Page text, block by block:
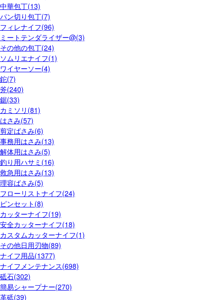
中華包丁(13)
パン切り包丁(7)
フィレナイフ(96)
ミートテンダライザー@(3)
その他の包丁(24)
ソムリエナイフ(1)
ワイヤーソー(4)
鉈(7)
斧(240)
鋸(33)
カミソリ(81)
はさみ(57)
剪定ばさみ(6)
事務用はさみ(13)
解体用はさみ(5)
釣り用ハサミ(16)
救急用はさみ(13)
理容ばさみ(5)
フローリストナイフ(24)
ピンセット(8)
カッターナイフ(19)
安全カッターナイフ(18)
カスタムカッターナイフ(1)
その他日用刃物(89)
ナイフ用品(1377)
ナイフメンテナンス(698)
砥石(302)
簡易シャープナー(270)
革砥(39)